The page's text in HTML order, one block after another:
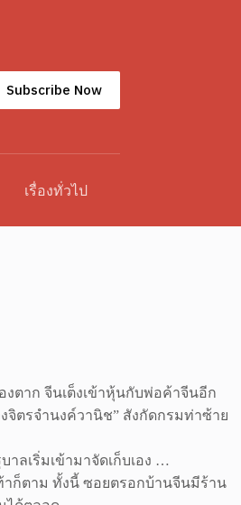
Subscribe Now
เรื่องทั่วไป
ตาก จีนเต็งเข้าหุ้นกับพ่อค้าจีนอีก
จิตรจำนงค์วานิช” สังกัดกรมท่าซ้าย
ลเริ่มเข้ามาจัดเก็บเอง …
าก็ตาม ทั้งนี้ ซอยตรอกบ้านจีนมีร้าน